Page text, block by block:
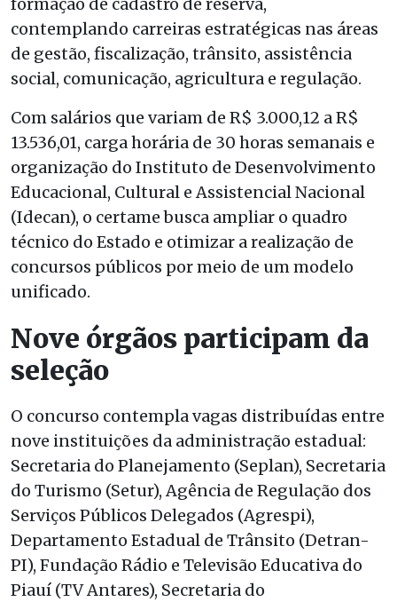
formação de cadastro de reserva,
contemplando carreiras estratégicas nas áreas
de gestão, fiscalização, trânsito, assistência
social, comunicação, agricultura e regulação.
Com salários que variam de R$ 3.000,12 a R$
13.536,01, carga horária de 30 horas semanais e
organização do Instituto de Desenvolvimento
Educacional, Cultural e Assistencial Nacional
(Idecan), o certame busca ampliar o quadro
técnico do Estado e otimizar a realização de
concursos públicos por meio de um modelo
unificado.
Nove órgãos participam da
seleção
O concurso contempla vagas distribuídas entre
nove instituições da administração estadual:
Secretaria do Planejamento (Seplan), Secretaria
do Turismo (Setur), Agência de Regulação dos
Serviços Públicos Delegados (Agrespi),
Departamento Estadual de Trânsito (Detran-
PI), Fundação Rádio e Televisão Educativa do
Piauí (TV Antares), Secretaria do